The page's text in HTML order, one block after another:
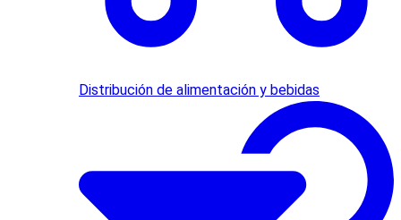
Distribución de alimentación y bebidas